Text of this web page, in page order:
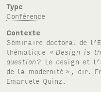
Type
Conférence
Contexte
Séminaire doctoral de
thématique « Design is
question? Le design et
de la modernité », dir.
Emanuele Quinz.